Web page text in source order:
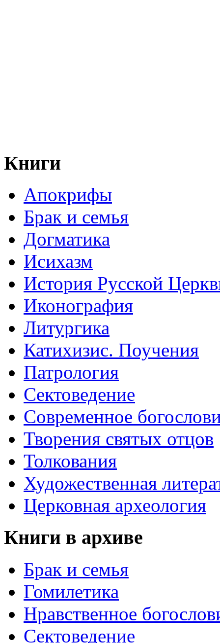
Книги
Апокрифы
Брак и семья
Догматика
Исихазм
История Русской
Иконография
Литургика
Катихизис. Поучения
Патрология
Сектоведение
Современное
Творения святых отцов
Толкования
Художественная
Церковная археология
Книги в архиве
Брак и семья
Гомилетика
Нравственное
Сектоведение